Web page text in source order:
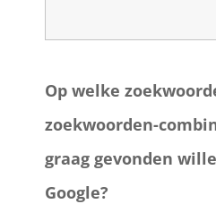
Op welke
zoekwoorden-
graag gevonden
Google?